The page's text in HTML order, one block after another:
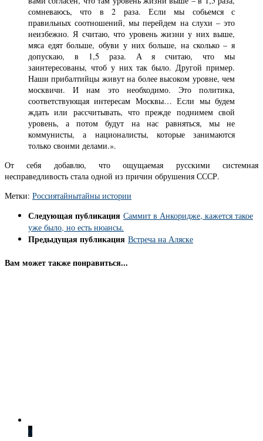
сомневаюсь, что в 2 раза. Если мы собьемся с
правильных соотношений, мы перейдем на слухи – это
неизбежно. Я считаю, что уровень жизни у них выше,
мяса едят больше, обуви у них больше, на сколько – я
допускаю, в 1,5 раза. А я считаю, что мы
заинтересованы, чтоб у них так было. Другой пример.
Наши прибалтийцы живут на более высоком уровне, чем
москвичи. И нам это необходимо. Это политика,
соответствующая интересам Москвы… Если мы будем
ждать или рассчитывать, что прежде поднимем свой
уровень, а потом будут на нас равняться, мы не
коммунисты, а националисты, которые занимаются
только своими делами.».
От себя добавлю, что ощущаемая русскими системная
несправедливость стала одной из причин обрушения СССР.
Метки: Россиятайнытайны истории
Следующая публикация Саммит в Анкоридже, кажется такое
уже было, но есть нюансы.
Предыдущая публикация Встреча на Аляске
Вам может также понравиться...
0